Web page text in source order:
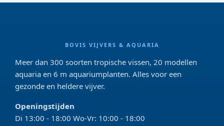
BOVIS VIJVERS & AQUARIA
Meer dan 300 soorten tropische vissen, 20 modellen
aquaria en 6 m aquariumplanten. Alles voor een
gezonde en heldere vijver.
Openingstijden
Di 13:00 - 18:00 Wo-Vr: 10:00 - 18:00